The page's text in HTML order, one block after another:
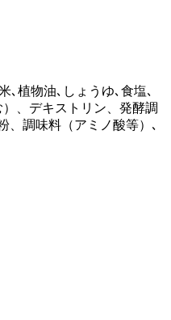
､植物油､しょうゆ､食塩､
、デキストリン、発酵調
、調味料（アミノ酸等）､